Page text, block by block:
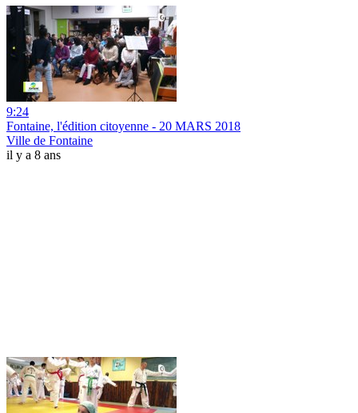
9:24
Fontaine, l'édition citoyenne - 20 MARS 2018
Ville de Fontaine
il y a 8 ans